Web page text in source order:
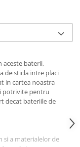
aceste baterii,
de sticla intre placi
in cartea noastra
potrivite pentru
decat bateriile de
si a materialelor de